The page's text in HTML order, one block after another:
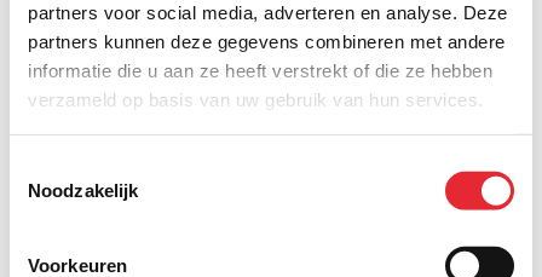
partners voor social media, adverteren en analyse. Deze
partners kunnen deze gegevens combineren met andere
informatie die u aan ze heeft verstrekt of die ze hebben
verzameld op basis van uw gebruik van hun services.
Noodzakelijk
Voorkeuren
Probeer het later opnieuw of ga terug naar de
homepagina.